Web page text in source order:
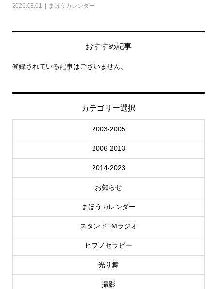
2026.08.01 まほうカレンダー
おすすめ記事
登録されている記事はございません。
カテゴリー選択
2003-2005
2006-2013
2014-2023
お知らせ
まほうカレンダー
スタンドFMラジオ
ヒプノセラピー
光り舞
撮影